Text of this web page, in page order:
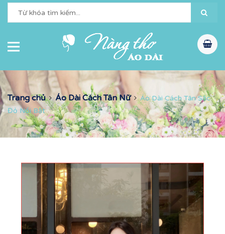
Trang chủ Áo Dài Cách Tân Nữ
Áo Dài Cách Tân Sắc
Đỏ Nổi Bật